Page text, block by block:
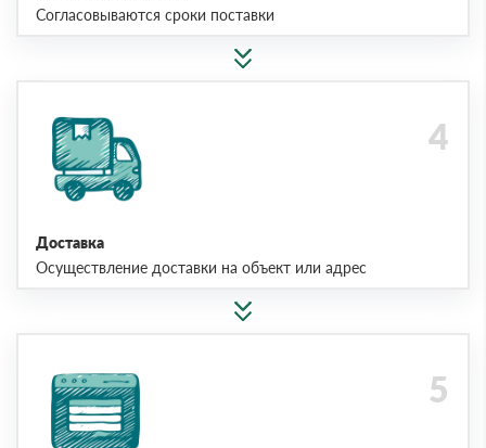
Согласовываются сроки поставки
Доставка
Осуществление доставки на объект или адрес